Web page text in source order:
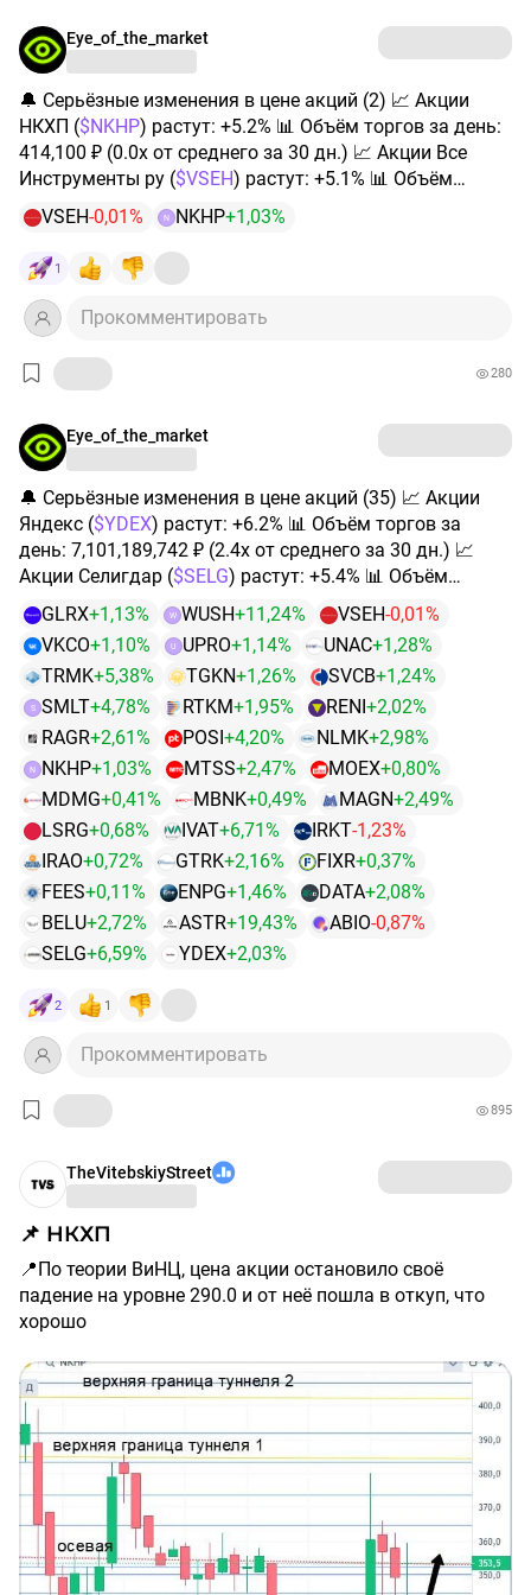
$NKHP #инвестиции #фьючерсы
Eye_of_the_market
🔔 Серьёзные изменения в цене акций (2) 📈 Акции
НКХП ($NKHP) растут: +5.2% 📊 Объём торгов за день:
414,100 ₽ (0.0x от среднего за 30 дн.) 📈 Акции Все
Инструменты ру ($VSEH) растут: +5.1% 📊 Объём
торгов за день: 3,529,968 ₽ (0.1x от среднего за 30 дн.)
VSEH-0,01% N NKHP+1,03%
1
Прокомментировать
280
Eye_of_the_market
🔔 Серьёзные изменения в цене акций (35) 📈 Акции
Яндекс ($YDEX) растут: +6.2% 📊 Объём торгов за
день: 7,101,189,742 ₽ (2.4x от среднего за 30 дн.) 📈
Акции Селигдар ($SELG) растут: +5.4% 📊 Объём
торгов за день: 543,311,078 ₽ (2.7x от среднего за 30
дн.) 📈 Акции Артген (
) растут: +6.6% 📊 Объём
торгов за день: 100,902,415 ₽ (3.4x от среднего за 30
дн.) 📈 Акции ГК Астра ($ASTR) растут: +12.5% 📊
Объём торгов за день: 1,614,097,150 ₽ (4.5x от
среднего за 30 дн.) 📈 Акции Novabev Group ($BELU
растут: +6.5% 📊 Объём торгов за день: 266,328,832 ₽
(2.4x от среднего за 30 дн.) 📈 Акции Аренадата
$DATA) растут: +5.8% 📊 Объём торгов за день:
60,048,478 ₽ (1.8x от среднего за 30 дн.) 📈 Акции Эн+
($ENPG) растут: +7.8% 📊 Объём торгов за день:
464,424,381 ₽ (2.1x от среднего за 30 дн.) 📈 Акции
Россети ($FEES
) растут: +9.6% 📊 Объём торгов за
день: 444,403,898 ₽ (3.1x от среднего за 30 дн.) 📈
Акции Фикс Прайс (
) растут: +6.1% 📊 Объём
торгов за день: 178,950,759 ₽ (2.6x от среднего за 30
дн.) 📈 Акции ГТМ ($GTRK
торгов за день: 12,217,696 ₽ (0.7x от среднего за 30
Объём торгов за день: 936,494,554 ₽ (1.6x от среднего
за 30 дн.) 📈 Акции Яковлев (
за 30 дн.) 📈 Акции IVA Technologies (
+17.9% 📊 Объём торгов за день: 967,037,228 ₽ (6.0x от
среднего за 30 дн.) 📈 Акции ММК ($MAGN ) растут:
+5.0% 📊 Объём торгов за день: 2,270,115,702 ₽ (2.0x от
растут: +6.3% 📊 Объём торгов за день: 117,408,808 ₽
(1.8x от среднего за 30 дн.) 📈 Акции Мать и Дитя
$MDMG
266,448,750 ₽ (2.1x от среднего за 30 дн.) 📈 Акции
Мосбиржа ($MOEX) растут: +6.5% 📊 Объём торгов за
день: 3,123,889,808 ₽ (2.5x от среднего за 30 дн.) 📈
Акции МТС (
$MTSS
) растут: +5.8% 📊 Объём торгов за
день: 1,737,523,200 ₽ (1.3x от среднего за 30 дн.) 📈
Акции НКХП ($NKHP) растут: +5.6% 📊 Объём торгов за
GLRX+1,13% W WUSH+11,24% VSEH-0,01%
VKCO+1,10% U UPRO+1,14% UNAC+1,28%
TRMK+5,38% TGKN+1,26% SVCB+1,24%
S SMLT+4,78% RTKM+1,95% RENI +2,02%
RAGR+2,61% POSI +4,20% NLMK+2,98%
N NKHP+1,03% MTSS+2,47% MOEX+0,80%
MDMG+0,41% MBNK+0,49% MAGN+2,49%
LSRG+0,68% IVAT+6,71% IRKT-1,23%
IRAO+0,72% GTRK+2,16% FIXR+0,37%
FEES+0,11% ENPG+1,46% DATA+2,08%
BELU+2,72% ASTR+19,43% ABIO-0,87%
SELG+6,59% YDEX+2,03%
2 1
Прокомментировать
895
TheVitebskiyStreet
📌 НКХП
📍По теории ВиНЦ, цена акции остановило своё
падение на уровне 290.0 и от неё пошла в откуп, что
хорошо
📍Сейчас мы смотрим за осевой линией на 353.5 т.к.
бумага долгое время не может закрепится над ней
(закрепление нужно для продолжение восходящего
цикла до первой желтой линии на 385.0
📍Негативный сценарий - это закрепление под осевой
линией и тогда увидим движение к первой оранжевой
линии на 320.0, где будем пересматривать график
полностью